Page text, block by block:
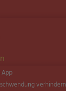
App
verhindern